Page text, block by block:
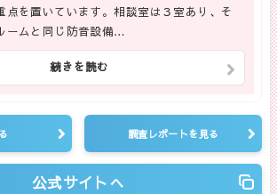
点を置いています。相談室は３室あり、そ
ームと同じ防音設備…
続きを読む
調査レポートを見る
公式サイトへ